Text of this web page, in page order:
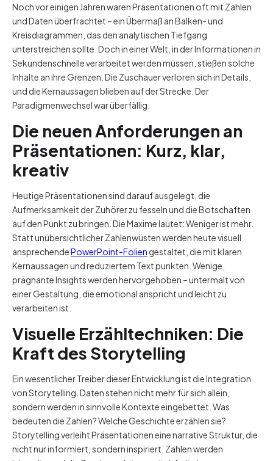
Noch vor einigen Jahren waren Präsentationen oft mit Zahlen
und Daten überfrachtet – ein Übermaß an Balken- und
Kreisdiagrammen, das den analytischen Tiefgang
unterstreichen sollte. Doch in einer Welt, in der Informationen in
Sekundenschnelle verarbeitet werden müssen, stießen solche
Inhalte an ihre Grenzen. Die Zuschauer verloren sich in Details,
und die Kernaussagen blieben auf der Strecke. Der
Paradigmenwechsel war überfällig.
Die neuen Anforderungen an
Präsentationen: Kurz, klar,
kreativ
Heutige Präsentationen sind darauf ausgelegt, die
Aufmerksamkeit der Zuhörer zu fesseln und die Botschaften
auf den Punkt zu bringen. Die Maxime lautet: Weniger ist mehr.
Statt unübersichtlicher Zahlenwüsten werden heute visuell
ansprechendePowerPoint-Folien gestaltet, die mit klaren
Kernaussagen und reduziertem Text punkten. Wenige,
prägnante Insights werden hervorgehoben – untermalt von
einer Gestaltung, die emotional anspricht und leicht zu
verarbeiten ist.
Visuelle Erzähltechniken: Die
Kraft des Storytelling
Ein wesentlicher Treiber dieser Entwicklung ist die Integration
von Storytelling. Daten stehen nicht mehr für sich allein,
sondern werden in sinnvolle Kontexte eingebettet. Was
bedeuten die Zahlen? Welche Geschichte erzählen sie?
Storytelling verleiht Präsentationen eine narrative Struktur, die
nicht nur informiert, sondern inspiriert. Zahlen werden